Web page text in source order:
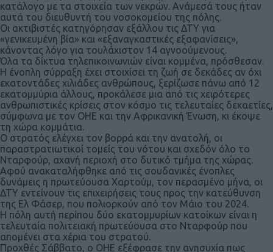
κατάλογο με τα στοιχεία των νεκρών. Ανάμεσά τους ήταν
αυτά του διευθυντή του νοσοκομείου της πόλης.
Οι ακτιβιστές κατηγόρησαν εξάλλου τις ΔΤΥ για
«γενικευμένη βία» και «εξαναγκαστικές εξαφανίσεις»,
κάνοντας λόγο για τουλάχιστον 14 αγνοούμενους.
Όλα τα δίκτυα τηλεπικοινωνιών είναι κομμένα, πρόσθεσαν.
Η ένοπλη σύρραξη έχει στοιχίσει τη ζωή σε δεκάδες αν όχι
εκατοντάδες χιλιάδες ανθρώπους, ξερίζωσε πάνω από 12
εκατομμύρια άλλους, προκάλεσε μια από τις χειρότερες
ανθρωπιστικές κρίσεις στον κόσμο τις τελευταίες δεκαετίες,
σύμφωνα με τον ΟΗΕ και την Αφρικανική Ένωση, κι έκοψε
τη χώρα κομμάτια.
Ο στρατός ελέγχει τον βορρά και την ανατολή, οι
παραστρατιωτικοί τομείς του νότου και σχεδόν όλο το
Νταρφούρ, αχανή περιοχή στο δυτικό τμήμα της χώρας.
Αφού ανακαταλήφθηκε από τις σουδανικές ένοπλες
δυνάμεις η πρωτεύουσα Χαρτούμ, τον περασμένο μήνα, οι
ΔΤΥ εντείνουν τις επιχειρήσεις τους προς την κατεύθυνση
της Ελ Φάσερ, που πολιορκούν από τον Μάιο του 2024.
Η πόλη αυτή περίπου δύο εκατομμυρίων κατοίκων είναι η
τελευταία πολιτειακή πρωτεύουσα στο Νταρφούρ που
απομένει στα χέρια του στρατού.
Προχθές Σάββατο, ο ΟΗΕ εξέφρασε την ανησυχία πως